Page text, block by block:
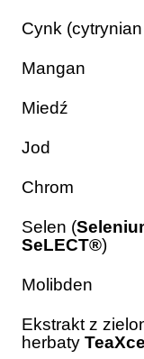
Cynk
Mangan
Miedź
Jod
Chrom
Selen (
SeLECT®)
Molibden
Ekstrakt z
herbaty TeaXcel